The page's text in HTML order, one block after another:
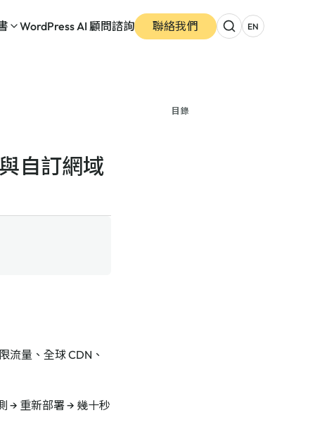
WordPress AI 顧問諮詢 聯絡我們 EN
自訂網域
流量、全球 CDN、
→ 重新部署 → 幾十秒
目錄